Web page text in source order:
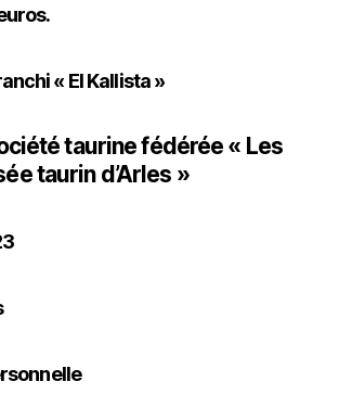
« El Kallista »
taurine fédérée « Les
taurin d’Arles »